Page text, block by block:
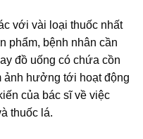
với vài loại thuốc nhất
phẩm, bệnh nhân cần
đồ uống có chứa cồn
ảnh hưởng tới hoạt động
của bác sĩ về việc
thuốc lá.